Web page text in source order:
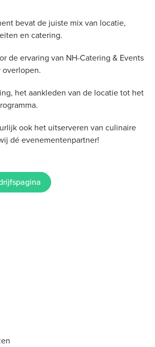
bevat de juiste mix van locatie,
en catering.
de ervaring van NH-Catering & Events
overlopen.
het aankleden van de locatie tot het
ook het uitserveren van culinaire
dé evenementenpartner!